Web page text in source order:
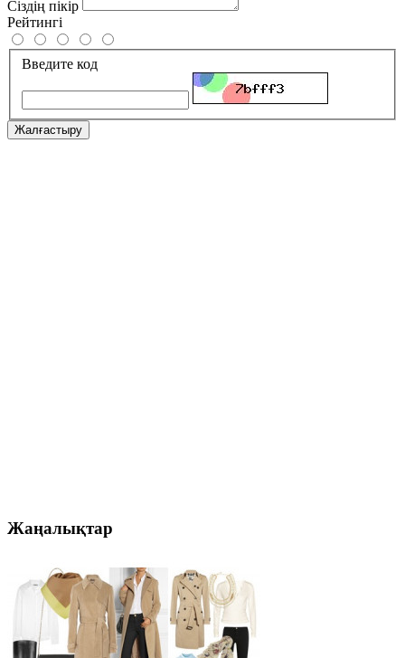
Сіздің пікір
Рейтингі
Введите код
Жалғастыру
Жаңалықтар